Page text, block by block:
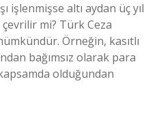
işlenmişse altı aydan üç
çevrilir mi? Türk Ceza
Örneğin, kasıtlı
bağımsız olarak para
olduğundan